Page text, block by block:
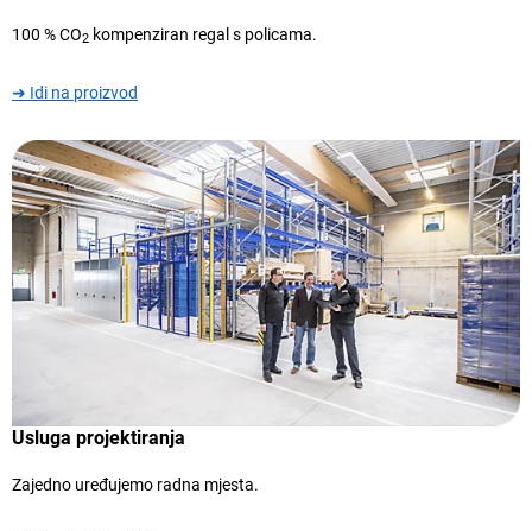
100 % CO2 kompenziran regal s policama.
➜ Idi na proizvod
Usluga projektiranja
Zajedno uređujemo radna mjesta.